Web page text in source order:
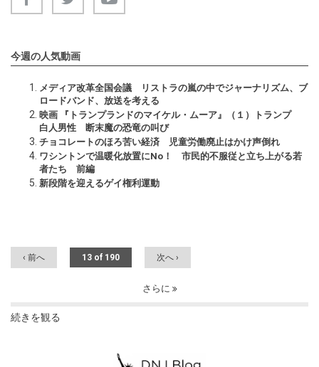
今週の人気動画
メディア改革全国会議 リストラの嵐の中でジャーナリズム、ブ
ロードバンド、放送を考える
映画 『トランプランドのマイケル・ムーア』（１）トランプ
白人男性 断末魔の恐竜の叫び
チョコレートのほろ苦い経済 児童労働廃止はかけ声倒れ
ワシントンで温暖化放置にNo！ 市民的不服従と立ち上がる若
者たち 前編
新段階を迎えるゲイ権利運動
‹ 前へ 13 of 190 次へ ›
さらに
続きを観る